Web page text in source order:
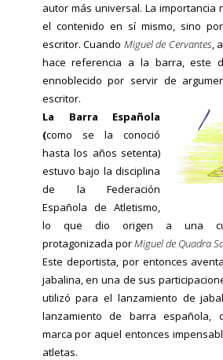
autor más universal. La importancia
el contenido en sí mismo, sino
escritor. Cuando Miguel de Cervantes,
hace referencia a la barra, este
ennoblecido por servir de
escritor.
La Barra Española
(como se la conoció
hasta los años setenta)
estuvo bajo la disciplina
de la Federación
Española de Atletismo,
lo que dio origen a una
protagonizada porMiguel de Quadra
Este deportista, por entonces
jabalina, en una de sus
utilizó para el lanzamiento de
lanzamiento de barra española,
marca por aquel entonces
atletas.